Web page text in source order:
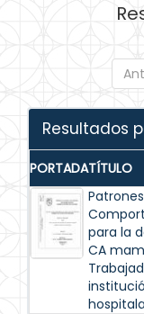
Resultados
PORTADATÍTULO
para la
CA